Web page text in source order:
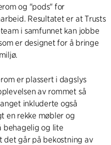
og "pods" for
Resultatet er at Trusts
i samfunnet kan jobbe
er designet for å bringe
er plassert i dagslys
av rommet så
inkluderte også
en rekke møbler og
behagelig og lite
det går på bekostning av